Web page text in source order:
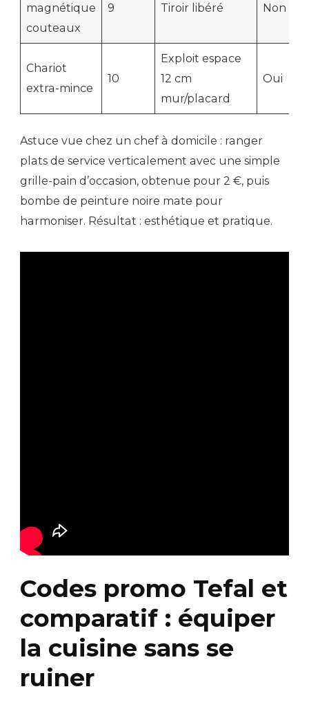
magnétique
couteaux
9 Tiroir libéré Non
Chariot
extra-mince
10
Exploit espace
12 cm
mur/placard
Oui
Astuce vue chez un chef à domicile : ranger
plats de service verticalement avec une simple
grille-pain d’occasion, obtenue pour 2 €, puis
bombe de peinture noire mate pour
harmoniser. Résultat : esthétique et pratique.
Codes promo Tefal et
comparatif : équiper
la cuisine sans se
ruiner